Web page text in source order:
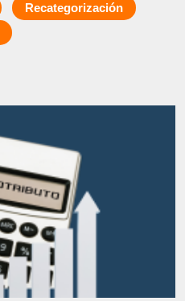
Recategorización